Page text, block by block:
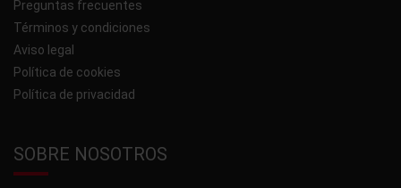
Preguntas frecuentes
Términos y condiciones
Aviso legal
Política de cookies
Política de privacidad
SOBRE NOSOTROS